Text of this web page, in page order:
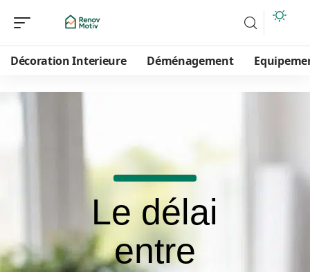
Décoration Interieure Déménagement
Le délai
entre